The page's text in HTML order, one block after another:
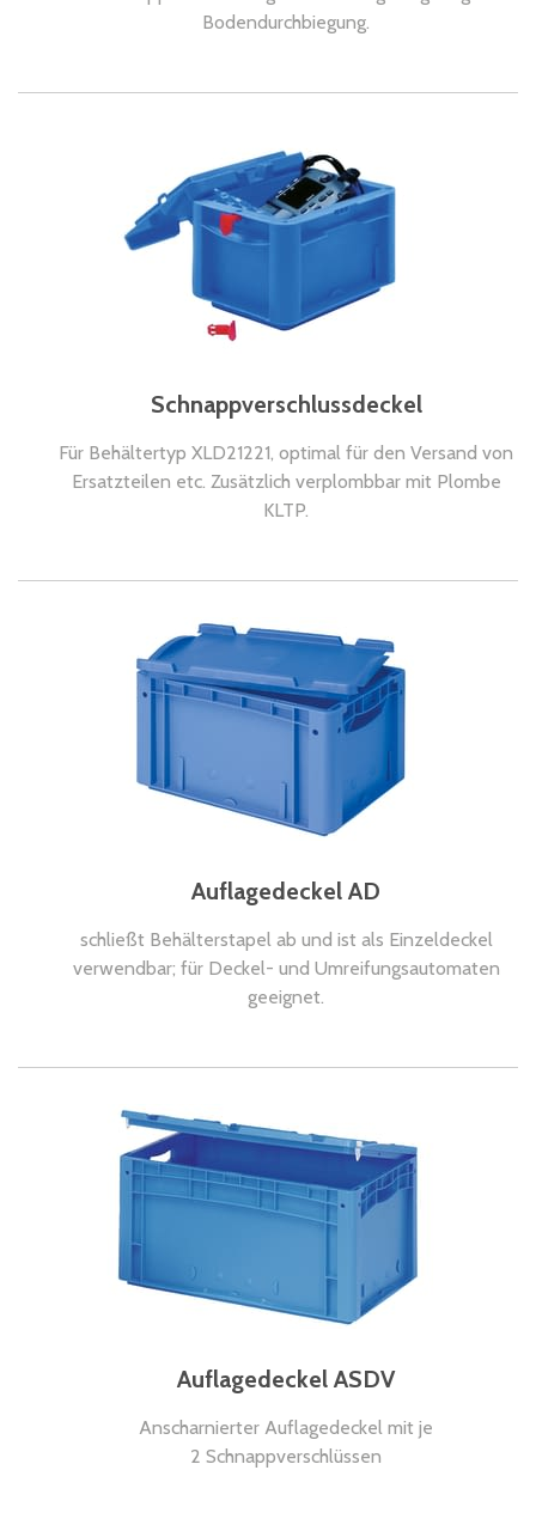
Bodendurchbiegung.
Schnappverschlussdeckel
Für Behältertyp XLD21221, optimal für den Versand von
Ersatzteilen etc. Zusätzlich verplombbar mit Plombe
KLTP.
Auflagedeckel AD
schließt Behälterstapel ab und ist als Einzeldeckel
verwendbar; für Deckel- und Umreifungsautomaten
geeignet.
Auflagedeckel ASDV
Anscharnierter Auflagedeckel mit je
2 Schnappverschlüssen